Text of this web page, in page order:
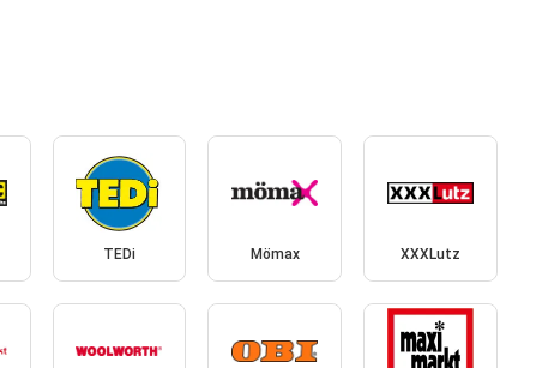
TEDi Mömax XXXLutz